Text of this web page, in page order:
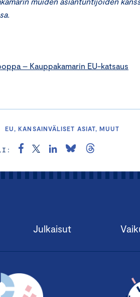
– Kauppakamarin EU-katsaus
EU, KANSAINVÄLISET ASIAT, MUUT
Julkaisut